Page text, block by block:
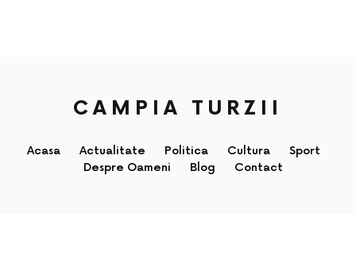
CAMPIA TURZII
Acasa Actualitate Politica Cultura
Sport
Despre Oameni
Blog Contact